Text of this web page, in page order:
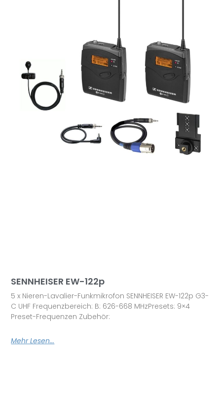
SENNHEISER EW-122p
5 x Nieren-Lavalier-Funkmikrofon SENNHEISER EW-122p G3-
C UHF Frequenzbereich: B: 626-668 MHzPresets: 9×4
Preset-Frequenzen Zubehör:
Mehr Lesen...